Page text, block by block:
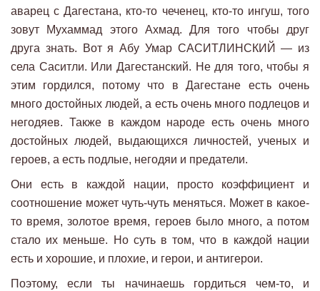
аварец с Дагестана, кто-то чеченец, кто-то ингуш, того
зовут Мухаммад этого Ахмад. Для того чтобы друг
друга знать. Вот я Абу Умар САСИТЛИНСКИЙ — из
села Саситли. Или Дагестанский. Не для того, чтобы я
этим гордился, потому что в Дагестане есть очень
много достойных людей, а есть очень много подлецов и
негодяев. Также в каждом народе есть очень много
достойных людей, выдающихся личностей, ученых и
героев, а есть подлые, негодяи и предатели.
Они есть в каждой нации, просто коэффициент и
соотношение может чуть-чуть меняться. Может в какое-
то время, золотое время, героев было много, а потом
стало их меньше. Но суть в том, что в каждой нации
есть и хорошие, и плохие, и герои, и антигерои.
Поэтому, если ты начинаешь гордиться чем-то, и